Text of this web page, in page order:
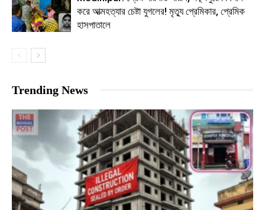
করে আত্মহত্যার চেষ্টা যুগলের! মৃত্যু প্রেমিকার, প্রেমিক
হাসপাতালে
Trending News